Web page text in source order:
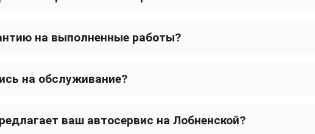
на выполненные работы?
на обслуживание?
ваш автосервис на Лобненской?